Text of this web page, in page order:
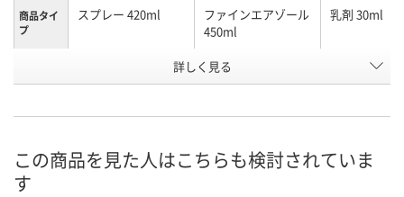
商品タイ
プ
スプレー 420ml
ファインエアゾール
450ml
乳剤 30ml
AX33655 AX33632
詳しく見る
この商品を見た人はこちらも検討されていま
す